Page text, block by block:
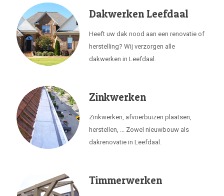
Dakwerken Leefdaal
Heeft uw dak nood aan een renovatie of
herstelling? Wij verzorgen alle
dakwerken in Leefdaal.
Zinkwerken
Zinkwerken, afvoerbuizen plaatsen,
herstellen, ... Zowel nieuwbouw als
dakrenovatie in Leefdaal.
Timmerwerken